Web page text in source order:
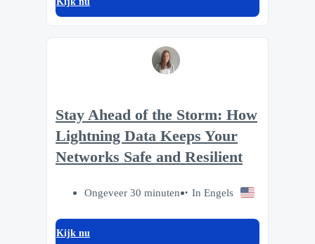
Stay Ahead of the Storm: How
Lightning Data Keeps Your
Networks Safe and Resilient
Ongeveer 30 minuten In Engels
Kijk nu